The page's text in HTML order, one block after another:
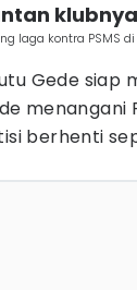
klubnya
laga kontra PSMS
Gede siap
menangani
berhenti